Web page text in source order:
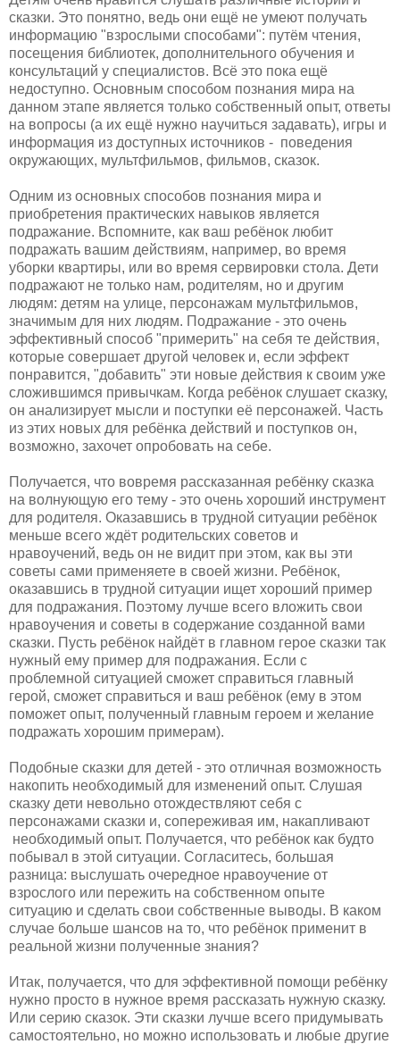
сказки. Это понятно, ведь они ещё не умеют получать
информацию "взрослыми способами": путём чтения,
посещения библиотек, дополнительного обучения и
консультаций у специалистов. Всё это пока ещё
недоступно. Основным способом познания мира на
данном этапе является только собственный опыт, ответы
на вопросы (а их ещё нужно научиться задавать), игры и
информация из доступных источников - поведения
окружающих, мультфильмов, фильмов, сказок.
Одним из основных способов познания мира и
приобретения практических навыков является
подражание. Вспомните, как ваш ребёнок любит
подражать вашим действиям, например, во время
уборки квартиры, или во время сервировки стола. Дети
подражают не только нам, родителям, но и другим
людям: детям на улице, персонажам мультфильмов,
значимым для них людям. Подражание - это очень
эффективный способ "примерить" на себя те действия,
которые совершает другой человек и, если эффект
понравится, "добавить" эти новые действия к своим уже
сложившимся привычкам. Когда ребёнок слушает сказку,
он анализирует мысли и поступки её персонажей. Часть
из этих новых для ребёнка действий и поступков он,
возможно, захочет опробовать на себе.
Получается, что вовремя рассказанная ребёнку сказка
на волнующую его тему - это очень хороший инструмент
для родителя. Оказавшись в трудной ситуации ребёнок
меньше всего ждёт родительских советов и
нравоучений, ведь он не видит при этом, как вы эти
советы сами применяете в своей жизни. Ребёнок,
оказавшись в трудной ситуации ищет хороший пример
для подражания. Поэтому лучше всего вложить свои
нравоучения и советы в содержание созданной вами
сказки. Пусть ребёнок найдёт в главном герое сказки так
нужный ему пример для подражания. Если с
проблемной ситуацией сможет справиться главный
герой, сможет справиться и ваш ребёнок (ему в этом
поможет опыт, полученный главным героем и желание
подражать хорошим примерам).
Подобные сказки для детей - это отличная возможность
накопить необходимый для изменений опыт. Слушая
сказку дети невольно отождествляют себя с
персонажами сказки и, сопереживая им, накапливают
необходимый опыт. Получается, что ребёнок как будто
побывал в этой ситуации. Согласитесь, большая
разница: выслушать очередное нравоучение от
взрослого или пережить на собственном опыте
ситуацию и сделать свои собственные выводы. В каком
случае больше шансов на то, что ребёнок применит в
реальной жизни полученные знания?
Итак, получается, что для эффективной помощи ребёнку
нужно просто в нужное время рассказать нужную сказку.
Или серию сказок. Эти сказки лучше всего придумывать
самостоятельно, но можно использовать и любые другие